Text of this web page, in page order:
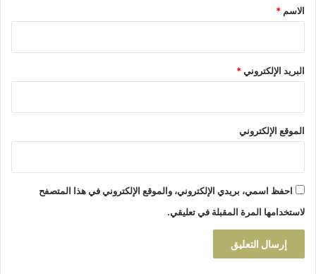
*
الاسم *
البريد الإلكتروني*
الموقع الإلكتروني
احفظ اسمي، بريدي الإلكتروني، والموقع الإلكتروني في هذا المتصفح
لاستخدامها المرة المقبلة في تعليقي.